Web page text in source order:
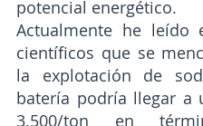
potencial energético.
Actualmente he leído
científicos que se
la explotación de
batería podría llegar a
3.500/ton en